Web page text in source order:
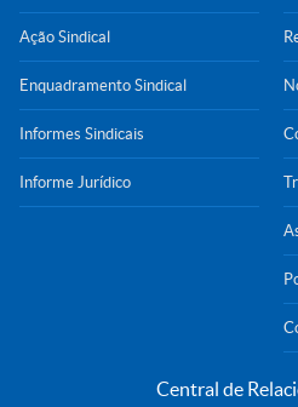
Ação Sindical
Enquadramento Sindical
Informes Sindicais
Informe Jurídico
Central de